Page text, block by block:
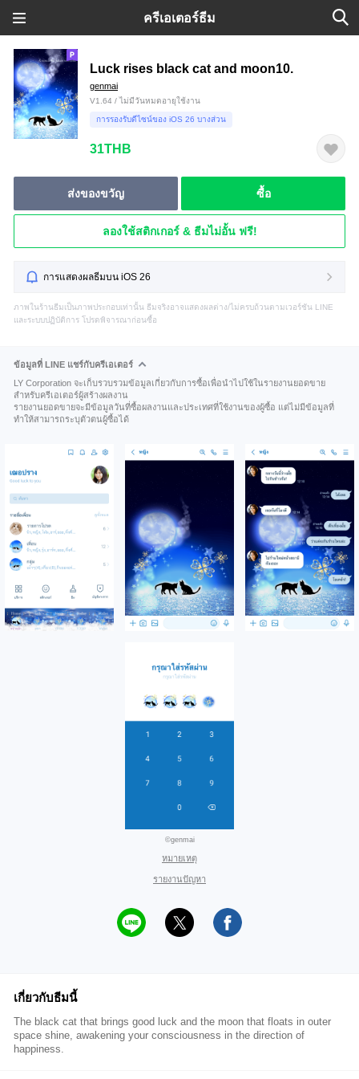
ครีเอเตอร์ธีม
Luck rises black cat and moon10.
genmai
V1.64 / ไม่มีวันหมดอายุใช้งาน
การรองรับดีไซน์ของ iOS 26 บางส่วน
31THB
ส่งของขวัญ ซื้อ
ลองใช้สติกเกอร์ & ธีมไม่อั้น ฟรี!
การแสดงผลธีมบน iOS 26
ภาพในร้านธีมเป็นภาพประกอบเท่านั้น ธีมจริงอาจแสดงผลต่าง/ไม่ครบถ้วนตามเวอร์ชัน LINE
และระบบปฏิบัติการ โปรดพิจารณาก่อนซื้อ
ข้อมูลที่ LINE แชร์กับครีเอเตอร์
LY Corporation จะเก็บรวบรวมข้อมูลเกี่ยวกับการซื้อเพื่อนำไปใช้ในรายงานยอดขาย
สำหรับครีเอเตอร์ผู้สร้างผลงาน
รายงานยอดขายจะมีข้อมูลวันที่ซื้อผลงานและประเทศที่ใช้งานของผู้ซื้อ แต่ไม่มีข้อมูลที่
ทำให้สามารถระบุตัวตนผู้ซื้อได้
©genmai
หมายเหตุ
รายงานปัญหา
เกี่ยวกับธีมนี้
The black cat that brings good luck and the moon that floats in outer
space shine, awakening your consciousness in the direction of
happiness.